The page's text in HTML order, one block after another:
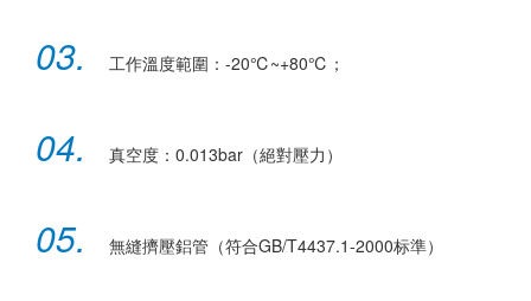
03. 工作溫度範圍：-20℃~+80℃；
04. 真空度：0.013bar（絕對壓力）
05. 無縫擠壓鋁管（符合GB/T4437.1-2000标準）